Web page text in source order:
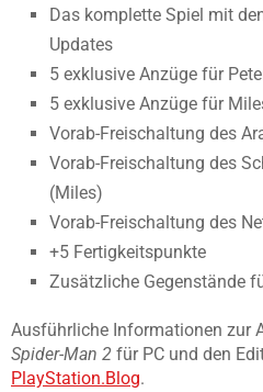
Das komplette Spiel mit
Updates
5 exklusive Anzüge für
5 exklusive Anzüge für
Vorab-Freischaltung des
Vorab-Freischaltung des
(Miles)
Vorab-Freischaltung des
+5 Fertigkeitspunkte
Zusätzliche Gegenstände
Ausführliche Informationen zur
Spider-Man 2 für PC und den
PlayStation.Blog.